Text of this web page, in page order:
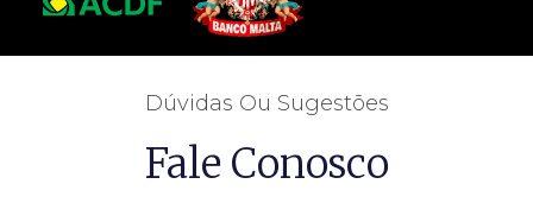
Dúvidas Ou Sugestões
Fale Conosco